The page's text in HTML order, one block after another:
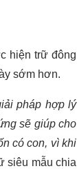
hiện trữ đông
sớm hơn.
pháp hợp lý
sẽ giúp cho
có con, vì khi
siêu mẫu chia